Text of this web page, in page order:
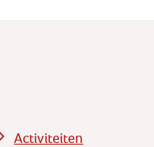
Activiteiten